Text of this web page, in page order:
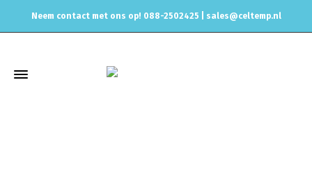
Neem contact met ons op! 088-2502425 | sales@celtemp.nl